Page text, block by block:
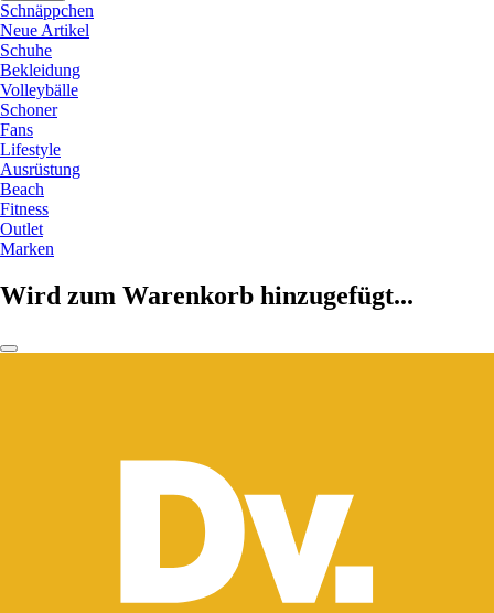
Schnäppchen
Neue Artikel
Schuhe
Bekleidung
Volleybälle
Schoner
Fans
Lifestyle
Ausrüstung
Beach
Fitness
Outlet
Marken
Wird zum Warenkorb hinzugefügt...